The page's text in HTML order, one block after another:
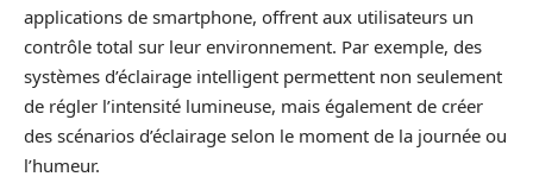
applications de smartphone, offrent aux utilisateurs un
contrôle total sur leur environnement. Par exemple, des
systèmes d’éclairage intelligent permettent non seulement
de régler l’intensité lumineuse, mais également de créer
des scénarios d’éclairage selon le moment de la journée ou
l’humeur.